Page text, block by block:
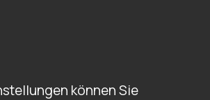
können Sie